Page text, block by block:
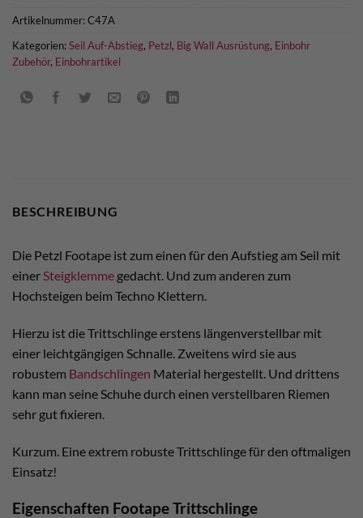
Artikelnummer:C47A
Kategorien:Seil Auf-Abstieg, Petzl, Big Wall Ausrüstung, Einbohr
Zubehör, Einbohrartikel
BESCHREIBUNG
Die Petzl Footape ist zum einen für den Aufstieg am Seil mit
einerSteigklemme gedacht. Und zum anderen zum
Hochsteigen beim Techno Klettern.
Hierzu ist die Trittschlinge erstens längenverstellbar mit
einer leichtgängigen Schnalle. Zweitens wird sie aus
robustem Bandschlingen Material hergestellt. Und drittens
kann man seine Schuhe durch einen verstellbaren Riemen
sehr gut fixieren.
Kurzum. Eine extrem robuste Trittschlinge für den oftmaligen
Einsatz!
Eigenschaften Footape Trittschlinge